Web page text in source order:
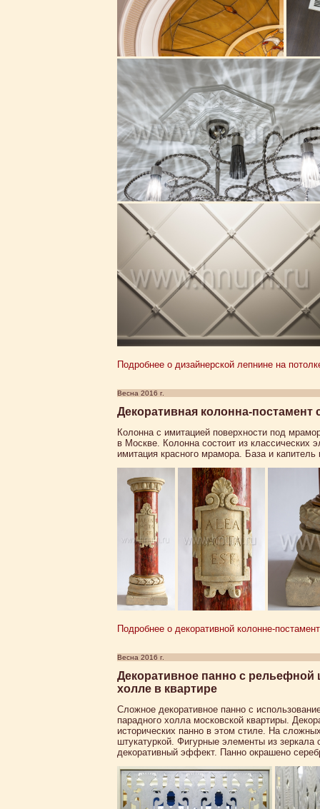
Подробнее о дизайнерской лепнине на
Весна 2016 г.
Декоративная колонна-
Колонна с имитацией поверхности под
в Москве. Колонна состоит из классических
имитация красного мрамора. База и
Подробнее о декоративной колонне-
Весна 2016 г.
Декоративное панно с рельефной
холле в квартире
Сложное декоративное панно с
парадного холла московской квартиры.
исторических панно в этом стиле. На
штукатуркой. Фигурные элементы из
декоративный эффект. Панно окрашено